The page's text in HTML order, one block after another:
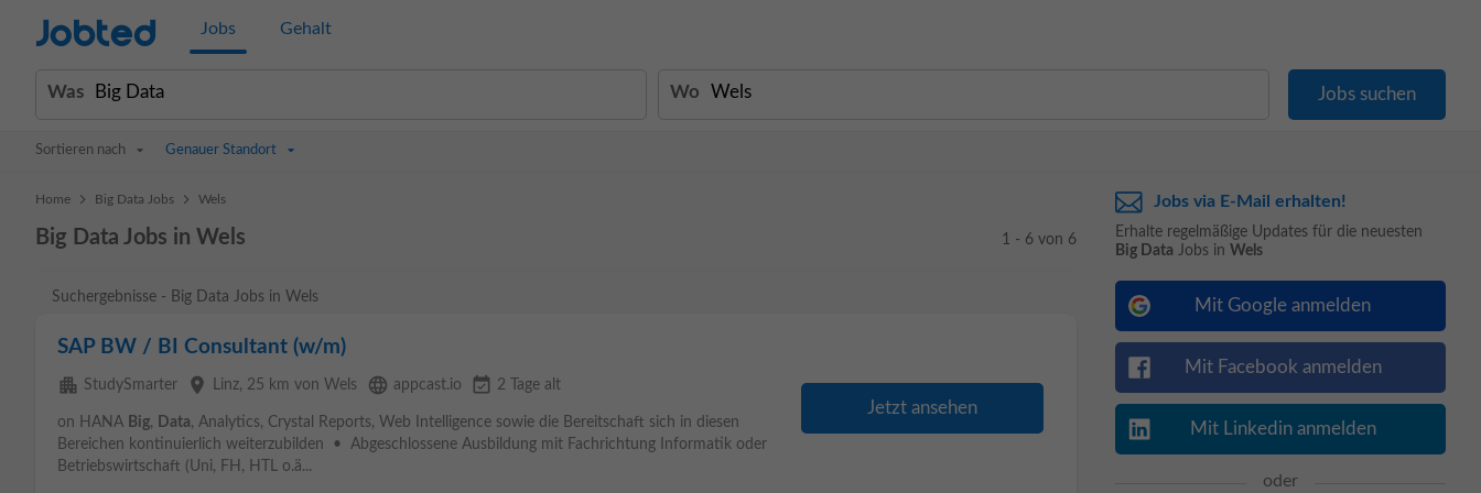
Jobted Jobs Gehalt
Was Wo
Sortieren nach Genauer Standort
Home > Big Data Jobs > Wels
Big Data Jobs in Wels 1 - 6 von 6
Suchergebnisse - Big Data Jobs in Wels
SAP BW / BI Consultant (w/m)
apartment StudySmarter place Linz, 25 km von Wels language appcast.io event_available 2 Tage alt
on HANA Big, Data, Analytics, Crystal Reports, Web Intelligence sowie die Bereitschaft sich in diesen
Bereichen kontinuierlich weiterzubilden • Abgeschlossene Ausbildung mit Fachrichtung Informatik oder
Betriebswirtschaft (Uni, FH, HTL o.ä...
Jetzt ansehen
Jobs via E-Mail erhalten!
Erhalte regelmäßige Updates für die neuesten
Big Data Jobs in Wels
Mit Google anmelden
Mit Facebook anmelden
Mit Linkedin anmelden
oder